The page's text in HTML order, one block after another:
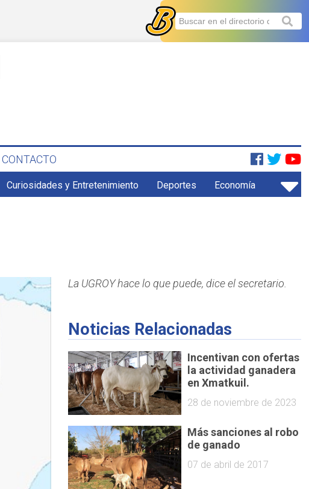
CONTACTO
Curiosidades y Entretenimiento Deportes Economía
La UGROY hace lo que puede, dice el secretario.
Noticias Relacionadas
Incentivan con ofertas
la actividad ganadera
en Xmatkuil.
28 de noviembre de 2023
Más sanciones al robo
de ganado
07 de abril de 2017